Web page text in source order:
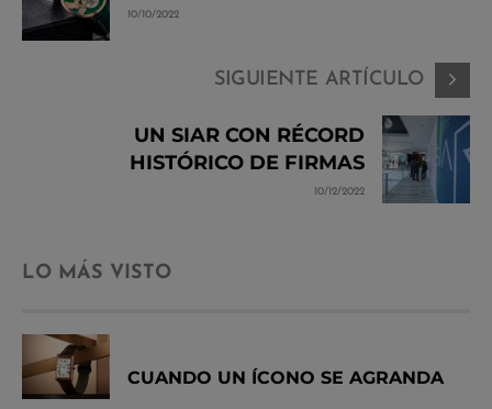
10/10/2022
SIGUIENTE ARTÍCULO
UN SIAR CON RÉCORD
HISTÓRICO DE FIRMAS
10/12/2022
LO MÁS VISTO
CUANDO UN ÍCONO SE AGRANDA